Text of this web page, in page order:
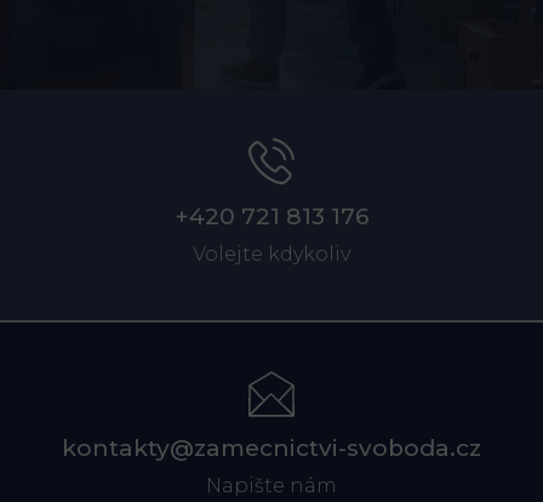
+420 721 813 176
Volejte kdykoliv
kontakty@zamecnictvi-svoboda.cz
Napište nám